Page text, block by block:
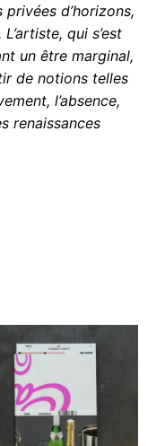
d’horizons,
qui s’est
un être marginal,
de notions telles
l’absence,
renaissances